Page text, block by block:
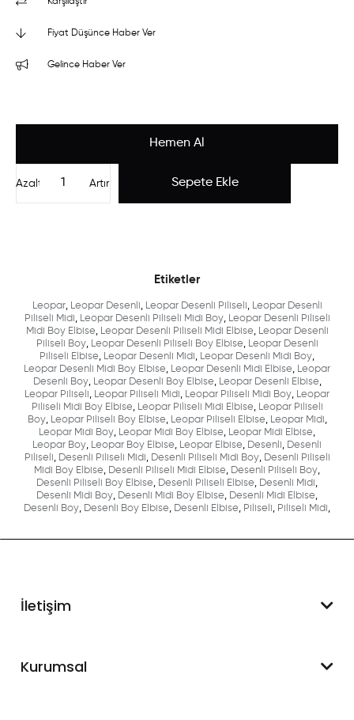
Fiyat Düşünce Haber Ver
Gelince Haber Ver
Artır
Azalt
Etiketler
Leopar, Leopar Desenli, Leopar Desenli Piliseli, Leopar Desenli
Piliseli Midi, Leopar Desenli Piliseli Midi Boy, Leopar Desenli Piliseli
Midi Boy Elbise, Leopar Desenli Piliseli Midi Elbise, Leopar Desenli
Piliseli Boy, Leopar Desenli Piliseli Boy Elbise, Leopar Desenli
Piliseli Elbise, Leopar Desenli Midi, Leopar Desenli Midi Boy,
Leopar Desenli Midi Boy Elbise, Leopar Desenli Midi Elbise, Leopar
Desenli Boy, Leopar Desenli Boy Elbise, Leopar Desenli Elbise,
Leopar Piliseli, Leopar Piliseli Midi, Leopar Piliseli Midi Boy, Leopar
Piliseli Midi Boy Elbise, Leopar Piliseli Midi Elbise, Leopar Piliseli
Boy, Leopar Piliseli Boy Elbise, Leopar Piliseli Elbise, Leopar Midi,
Leopar Midi Boy, Leopar Midi Boy Elbise, Leopar Midi Elbise,
Leopar Boy, Leopar Boy Elbise, Leopar Elbise, Desenli, Desenli
Piliseli, Desenli Piliseli Midi, Desenli Piliseli Midi Boy, Desenli Piliseli
Midi Boy Elbise, Desenli Piliseli Midi Elbise, Desenli Piliseli Boy,
Desenli Piliseli Boy Elbise, Desenli Piliseli Elbise, Desenli Midi,
Desenli Midi Boy, Desenli Midi Boy Elbise, Desenli Midi Elbise,
Desenli Boy, Desenli Boy Elbise, Desenli Elbise, Piliseli, Piliseli Midi,
İletişim
WhatsApp Destek
Kurumsal